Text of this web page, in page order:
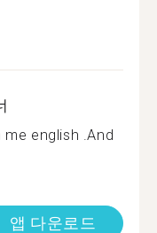
english .And
앱 다운로드